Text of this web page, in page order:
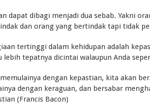
dapat dibagi menjadi dua sebab. Yakni
dan orang yang bertindak tapi tidak
tertinggi dalam kehidupan adalah
lebih tepatnya dicintai walaupun Anda
memulainya dengan kepastian, kita akan
dengan keraguan, dan bersabar
(Francis Bacon)